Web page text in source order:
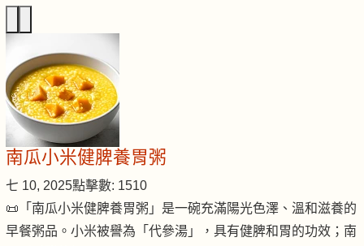
南瓜小米健脾養胃粥
七 10, 2025點擊數: 1510
📜「南瓜小米健脾養胃粥」是一碗充滿陽光色澤、溫和滋養的
早餐粥品。小米被譽為「代參湯」，具有健脾和胃的功效；南